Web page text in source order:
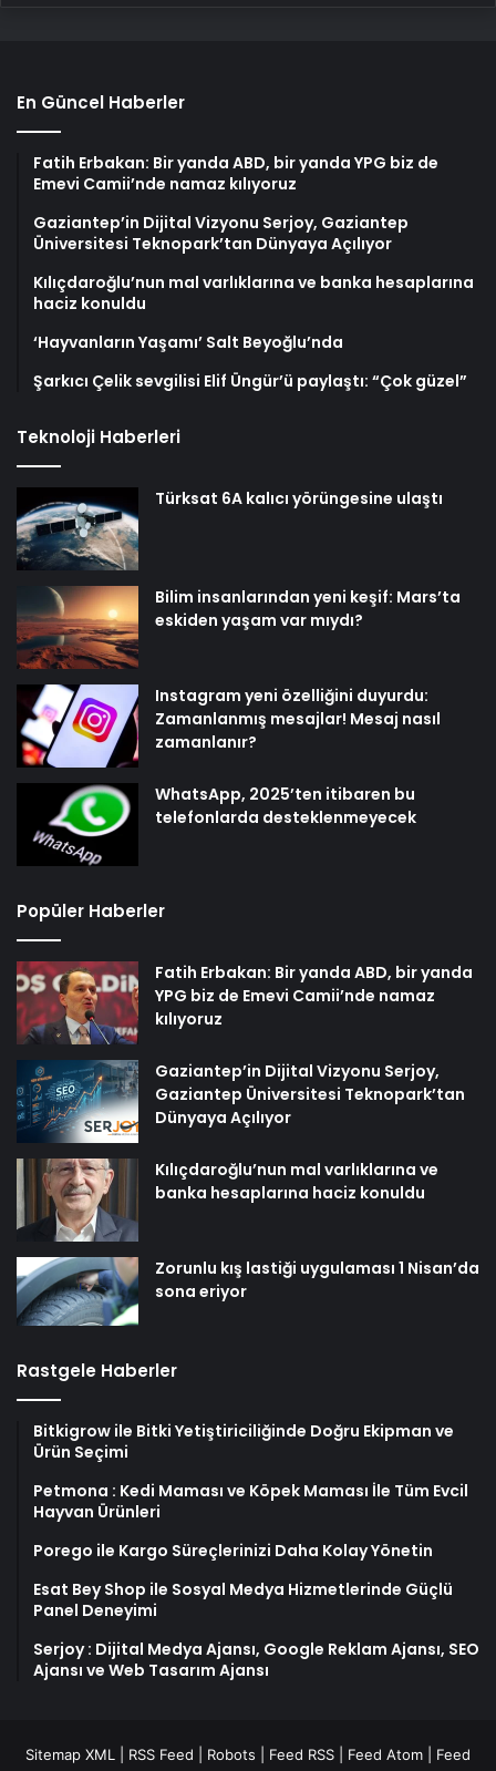
En Güncel Haberler
Fatih Erbakan: Bir yanda ABD, bir yanda YPG biz de
Emevi Camii’nde namaz kılıyoruz
Gaziantep’in Dijital Vizyonu Serjoy, Gaziantep
Üniversitesi Teknopark’tan Dünyaya Açılıyor
Kılıçdaroğlu’nun mal varlıklarına ve banka hesaplarına
haciz konuldu
‘Hayvanların Yaşamı’ Salt Beyoğlu’nda
Şarkıcı Çelik sevgilisi Elif Üngür’ü paylaştı: “Çok güzel”
Teknoloji Haberleri
Türksat 6A kalıcı yörüngesine ulaştı
Bilim insanlarından yeni keşif: Mars’ta
eskiden yaşam var mıydı?
Instagram yeni özelliğini duyurdu:
Zamanlanmış mesajlar! Mesaj nasıl
zamanlanır?
WhatsApp, 2025’ten itibaren bu
telefonlarda desteklenmeyecek
Popüler Haberler
Fatih Erbakan: Bir yanda ABD, bir yanda
YPG biz de Emevi Camii’nde namaz
kılıyoruz
Gaziantep’in Dijital Vizyonu Serjoy,
Gaziantep Üniversitesi Teknopark’tan
Dünyaya Açılıyor
Kılıçdaroğlu’nun mal varlıklarına ve
banka hesaplarına haciz konuldu
Zorunlu kış lastiği uygulaması 1 Nisan’da
sona eriyor
Rastgele Haberler
Bitkigrow ile Bitki Yetiştiriciliğinde Doğru Ekipman ve
Ürün Seçimi
Petmona : Kedi Maması ve Köpek Maması İle Tüm Evcil
Hayvan Ürünleri
Porego ile Kargo Süreçlerinizi Daha Kolay Yönetin
Esat Bey Shop ile Sosyal Medya Hizmetlerinde Güçlü
Panel Deneyimi
Serjoy : Dijital Medya Ajansı, Google Reklam Ajansı, SEO
Ajansı ve Web Tasarım Ajansı
Sitemap XML RSS Feed Robots Feed RSS Feed Atom
Feed